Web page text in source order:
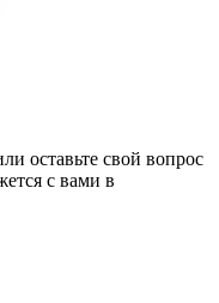
оставьте свой вопрос
с вами в